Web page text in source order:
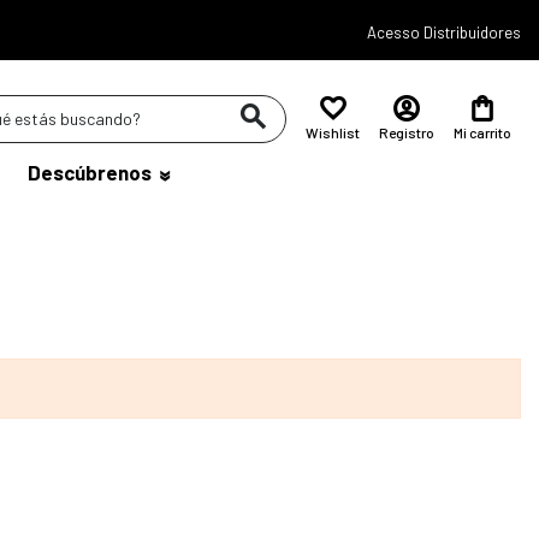
Acesso Distribuidores
Descúbrenos
Wishlist Registro Mi carrito